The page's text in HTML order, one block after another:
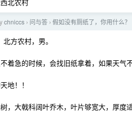
北农村
chniccs › 问与答 › 假如没有厕纸了，你用什么？
方农村，男。
着急的时候，会找旧纸拿着，如果天气
地！！
，大戟科阔叶乔木，叶片够宽大，厚